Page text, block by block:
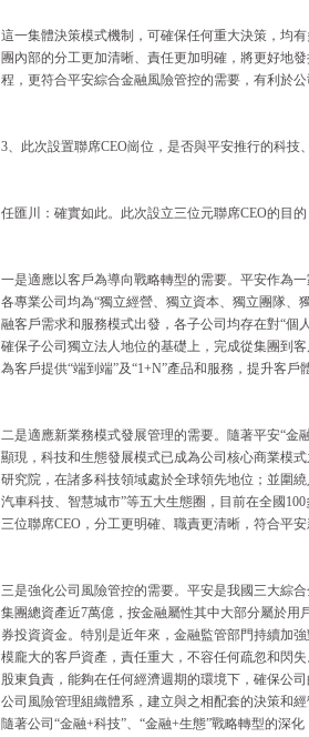
這一集體決策模式機制，可確保任何重大決策，均
團內部的分工更加清晰、責任更加明確，將更好地
程，更符合平安綜合金融風險管控的需要，有利於公
3、此次設置聯席CEO崗位，是否與平安推行的科技
任匯川：確實如此。此次設立三位元聯席CEO的目
一是適應以客戶為導向戰略轉型的需要。平安作為
各專業公司均為“獨立經營、獨立資本、獨立團隊、
融客戶需求和服務模式出發，各子公司均存在對“個
確保子公司獨立法人地位的基礎上，完成從集團到
為客戶提供“端到端”及“1+N”產品和服務，提升客
二是適應新業務模式發展管理的需要。隨著平安“金
顯現，科技和生態發展模式已成為公司核心商業模
研究院，在諸多科技領域處於全球領先地位；並圍
汽車科技、智慧城市”等五大生態圈，目前在全國
三位聯席CEO，分工更明確、職責更清晰，符合平
三是強化公司風險管控的需要。平安是我國三大綜
集團總資產近7萬億，按金融屬性其中大部分屬於
券投資資金。特別是近年來，金融監管部門持續加
模龐大的客戶資產，責任重大，不容任何疏忽和閃
股東負責，能夠在任何經濟週期的環境下，確保公
公司風險管理組織體系，建立與之相配套的決策和
隨著公司“金融+科技”、“金融+生態”戰略轉型的深